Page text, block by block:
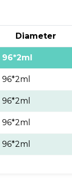
Diameter
96*2ml
96*2ml
96*2ml
96*2ml
96*2ml